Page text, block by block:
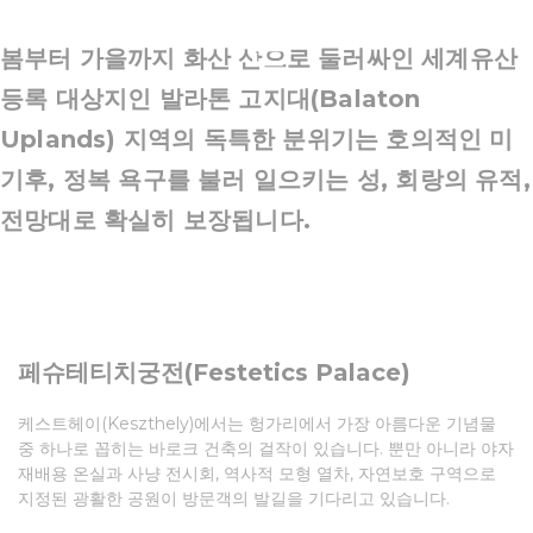
톤
봄부터 가을까지 화산 산으로 둘러싸인 세계유산
등록 대상지인 발라톤 고지대(Balaton
Uplands) 지역의 독특한 분위기는 호의적인 미
기후, 정복 욕구를 불러 일으키는 성, 회랑의 유적,
전망대로 확실히 보장됩니다.
페슈테티치궁전(Festetics Palace)
케스트헤이(Keszthely)에서는 헝가리에서 가장 아름다운 기념물
중 하나로 꼽히는 바로크 건축의 걸작이 있습니다. 뿐만 아니라 야자
재배용 온실과 사냥 전시회, 역사적 모형 열차, 자연보호 구역으로
지정된 광활한 공원이 방문객의 발길을 기다리고 있습니다.